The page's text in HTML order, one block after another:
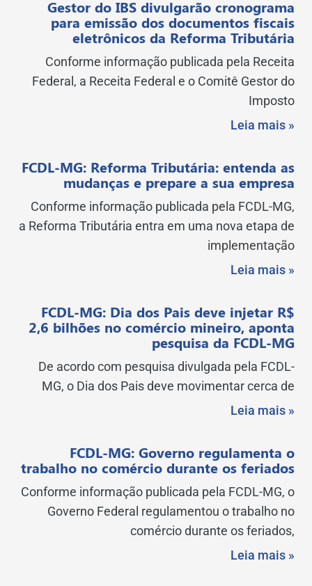
Gestor do IBS divulgarão cronograma
para emissão dos documentos fiscais
eletrônicos da Reforma Tributária
Conforme informação publicada pela Receita
Federal, a Receita Federal e o Comitê Gestor do
Imposto
Leia mais »
FCDL-MG: Reforma Tributária: entenda as
mudanças e prepare a sua empresa
Conforme informação publicada pela FCDL-MG,
a Reforma Tributária entra em uma nova etapa de
implementação
Leia mais »
FCDL-MG: Dia dos Pais deve injetar R$
2,6 bilhões no comércio mineiro, aponta
pesquisa da FCDL-MG
De acordo com pesquisa divulgada pela FCDL-
MG, o Dia dos Pais deve movimentar cerca de
Leia mais »
FCDL-MG: Governo regulamenta o
trabalho no comércio durante os feriados
Conforme informação publicada pela FCDL-MG, o
Governo Federal regulamentou o trabalho no
comércio durante os feriados,
Leia mais »